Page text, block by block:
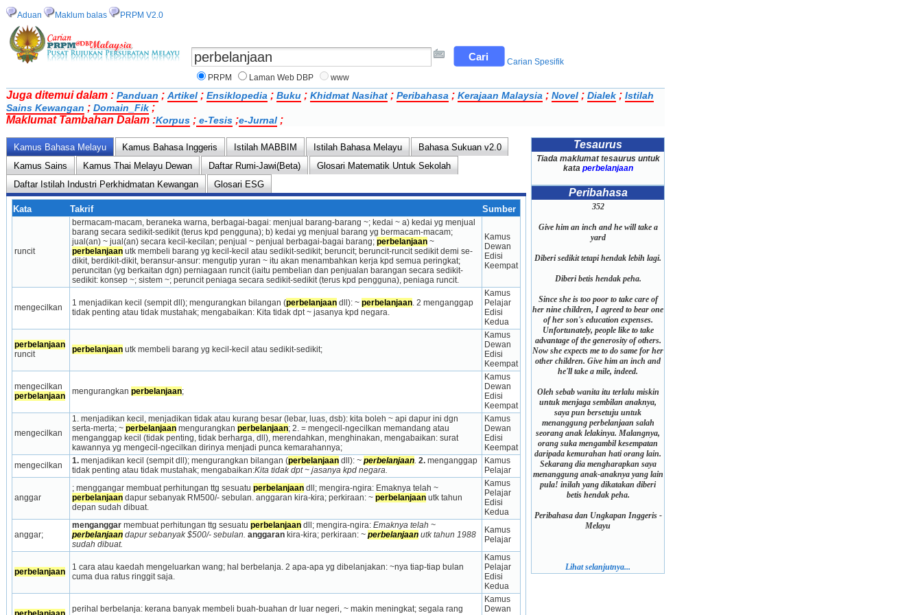
Aduan Maklum balas PRPM V2.0
Carian Spesifik
PRPM
Laman Web DBP www
Juga ditemui dalam : Panduan ; Artikel ; Ensiklopedia ; Buku ; Khidmat Nasihat ; Peribahasa ; Kerajaan Malaysia ; Novel ; Dialek ; Istilah
Sains Kewangan ; Domain_Fik ;
Maklumat Tambahan Dalam :Korpus ; e-Tesis ;e-Jurnal ;
Kamus Bahasa Melayu Kamus Bahasa Inggeris Istilah MABBIM Istilah Bahasa Melayu
Bahasa Sukuan v2.0
Kamus Sains
Kamus Thai Melayu Dewan Daftar Rumi-Jawi(Beta)
Glosari Matematik Untuk Sekolah
Daftar Istilah Industri Perkhidmatan Kewangan
Glosari ESG
Kata Takrif Sumber
runcit
bermacam-macam, beraneka warna, berbagai-bagai: menjual barang-barang ~; kedai ~ a) kedai yg menjual
barang secara sedikit-sedikit (terus kpd pengguna); b) kedai yg menjual barang yg bermacam-macam;
jual(an) ~ jual(an) secara kecil-kecilan; penjual ~ penjual berbagai-bagai barang; perbelanjaan
~
perbelanjaan utk membeli barang yg kecil-kecil atau sedikit-sedikit; beruncit; beruncit-runcit sedikit demi se­
dikit, berdikit-dikit, beransur-ansur: mengutip yuran ~ itu akan menambahkan kerja kpd semua peringkat;
peruncitan (yg berkaitan dgn) perniagaan runcit (iaitu pembelian dan penjualan barang­an secara sedikit-
sedikit: konsep ~; sistem ~; peruncit peniaga secara sedikit-sedikit (terus kpd pengguna), peniaga runcit.
Kamus
Dewan
Edisi
Keempat
mengecilkan 1 menjadikan kecil (sempit dll); mengurangkan bilangan (perbelanjaan dll): ~ perbelanjaan. 2 menganggap
tidak penting atau tidak mustahak; mengabaikan: Kita tidak dpt ~ jasanya kpd negara.
Kamus
Pelajar
Edisi
Kedua
perbelanjaan
runcit
perbelanjaan utk membeli barang yg kecil-kecil atau sedikit-sedikit;
Kamus
Dewan
Edisi
Keempat
perbelanjaan
mengurangkan perbelanjaan;
Kamus
Dewan
Edisi
Keempat
mengecilkan
1. menjadikan kecil, menjadi­kan tidak atau kurang besar (lebar, luas, dsb): kita boleh ~ api dapur ini dgn
serta-merta; ~ perbelanjaan mengurangkan perbelanjaan; 2. = mengecil-ngecilkan memandang atau
menganggap kecil (tidak penting, tidak ber­harga, dll), merendahkan, menghinakan, me­ngabaikan: surat
kawannya yg mengecil-ngecilkan dirinya menjadi punca kemarahannya;
Kamus
Dewan
Edisi
Keempat
mengecilkan
1. menjadikan kecil (sempit dll); mengurangkan bilangan (perbelanjaan dll): ~ perbelanjaan. 2. menganggap
tidak penting atau tidak mustahak; mengabaikan:Kita tidak dpt ~ jasanya kpd negara.
Kamus
Pelajar
anggar
; menggangar membuat perhitungan ttg sesuatu perbelanjaan
dll; mengira-ngira: Emaknya telah ~
perbelanjaan dapur sebanyak RM500/- sebulan. anggaran kira-kira; perkiraan: ~ perbelanjaan utk tahun
depan sudah dibuat.
Kamus
Pelajar
Edisi
Kedua
anggar;
menganggar membuat perhitungan ttg sesuatu perbelanjaan dll; mengira-ngira:
Emaknya telah ~
perbelanjaan dapur sebanyak $500/- sebulan. anggaran kira-kira; perkiraan: ~ perbelanjaan utk tahun 1988
sudah dibuat.
Kamus
Pelajar
perbelanjaan
1 cara atau kaedah mengeluarkan wang; hal berbelanja. 2 apa-apa yg dibelanjakan: ~nya tiap-tiap bulan
cuma dua ratus ringgit saja.
Kamus
Pelajar
Edisi
Kedua
perihal berbelanja: kerana banyak membeli buah-buahan dr luar negeri, ~ makin meningkat; segala rang
Kamus
Dewan
Tesaurus
Tiada maklumat tesaurus untuk
kata perbelanjaan
Peribahasa
352
Give him an inch and he will take a
yard
Diberi sedikit tetapi hendak lebih lagi.
Diberi betis hendak peha.
Since she is too poor to take care of
her nine children, I agreed to bear one
of her son's education expenses.
Unfortunately, people like to take
advantage of the generosity of others.
Now she expects me to do same for her
other children. Give him an inch and
he'll take a mile, indeed.
Oleh sebab wanita itu terlalu miskin
untuk menjaga sembilan anaknya,
saya pun bersetuju untuk
menanggung perbelanjaan salah
seorang anak lelakinya. Malangnya,
orang suka mengambil kesempatan
daripada kemurahan hati orang lain.
Sekarang dia mengharapkan saya
menanggung anak-anaknya yang lain
pula! inilah yang dikatakan diberi
betis hendak peha.
Peribahasa dan Ungkapan Inggeris -
Melayu
Lihat selanjutnya...